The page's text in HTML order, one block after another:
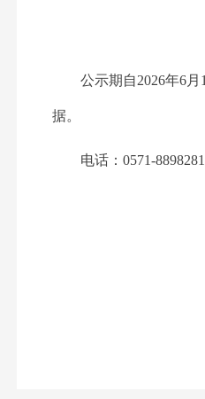
公示期自2026年6月 1
据。
电话： 0571-